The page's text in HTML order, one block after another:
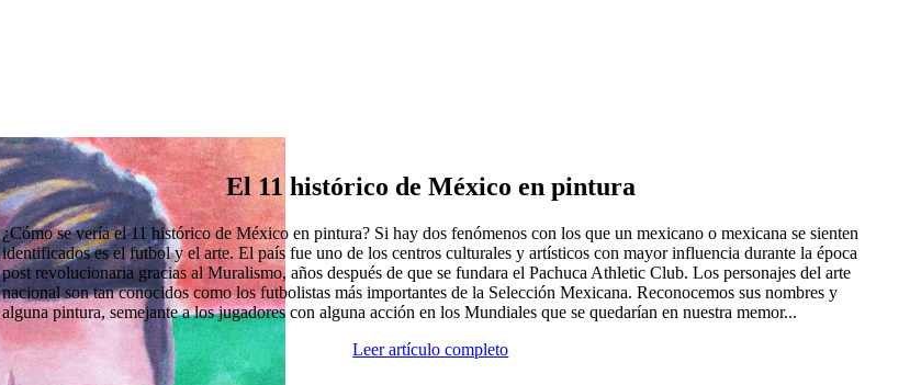
El 11 histórico de México en pintura
¿Cómo se vería el 11 histórico de México en pintura? Si hay dos fenómenos con los que un mexicano o mexicana se sienten
identificados es el futbol y el arte. El país fue uno de los centros culturales y artísticos con mayor influencia durante la época
post revolucionaria gracias al Muralismo, años después de que se fundara el Pachuca Athletic Club. Los personajes del arte
nacional son tan conocidos como los futbolistas más importantes de la Selección Mexicana. Reconocemos sus nombres y
alguna pintura, semejante a los jugadores con alguna acción en los Mundiales que se quedarían en nuestra memor...
Leer artículo completo